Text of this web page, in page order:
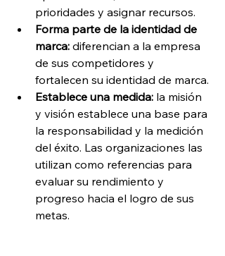
prioridades y asignar recursos.
Forma parte de la identidad de
marca: diferencian a la empresa
de sus competidores y
fortalecen su identidad de marca.
Establece una medida: la misión
y visión establece una base para
la responsabilidad y la medición
del éxito. Las organizaciones las
utilizan como referencias para
evaluar su rendimiento y
progreso hacia el logro de sus
metas.